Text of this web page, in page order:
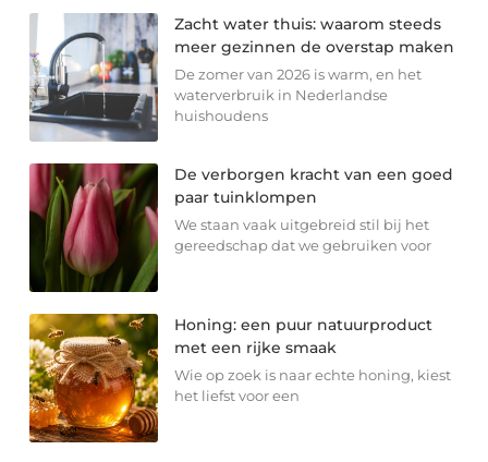
Zacht water thuis: waarom steeds
meer gezinnen de overstap maken
De zomer van 2026 is warm, en het
waterverbruik in Nederlandse
huishoudens
De verborgen kracht van een goed
paar tuinklompen
We staan vaak uitgebreid stil bij het
gereedschap dat we gebruiken voor
Honing: een puur natuurproduct
met een rijke smaak
Wie op zoek is naar echte honing, kiest
het liefst voor een